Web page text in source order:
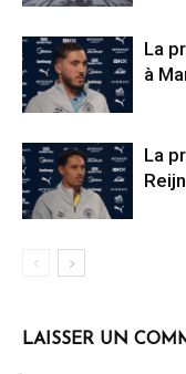
La
à
La
LAISSER UN